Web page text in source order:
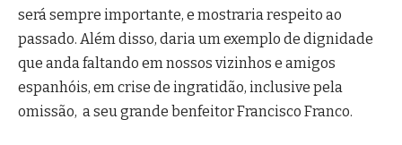
será sempre importante, e mostraria respeito ao
passado. Além disso, daria um exemplo de dignidade
que anda faltando em nossos vizinhos e amigos
espanhóis, em crise de ingratidão, inclusive pela
omissão, a seu grande benfeitor Francisco Franco.